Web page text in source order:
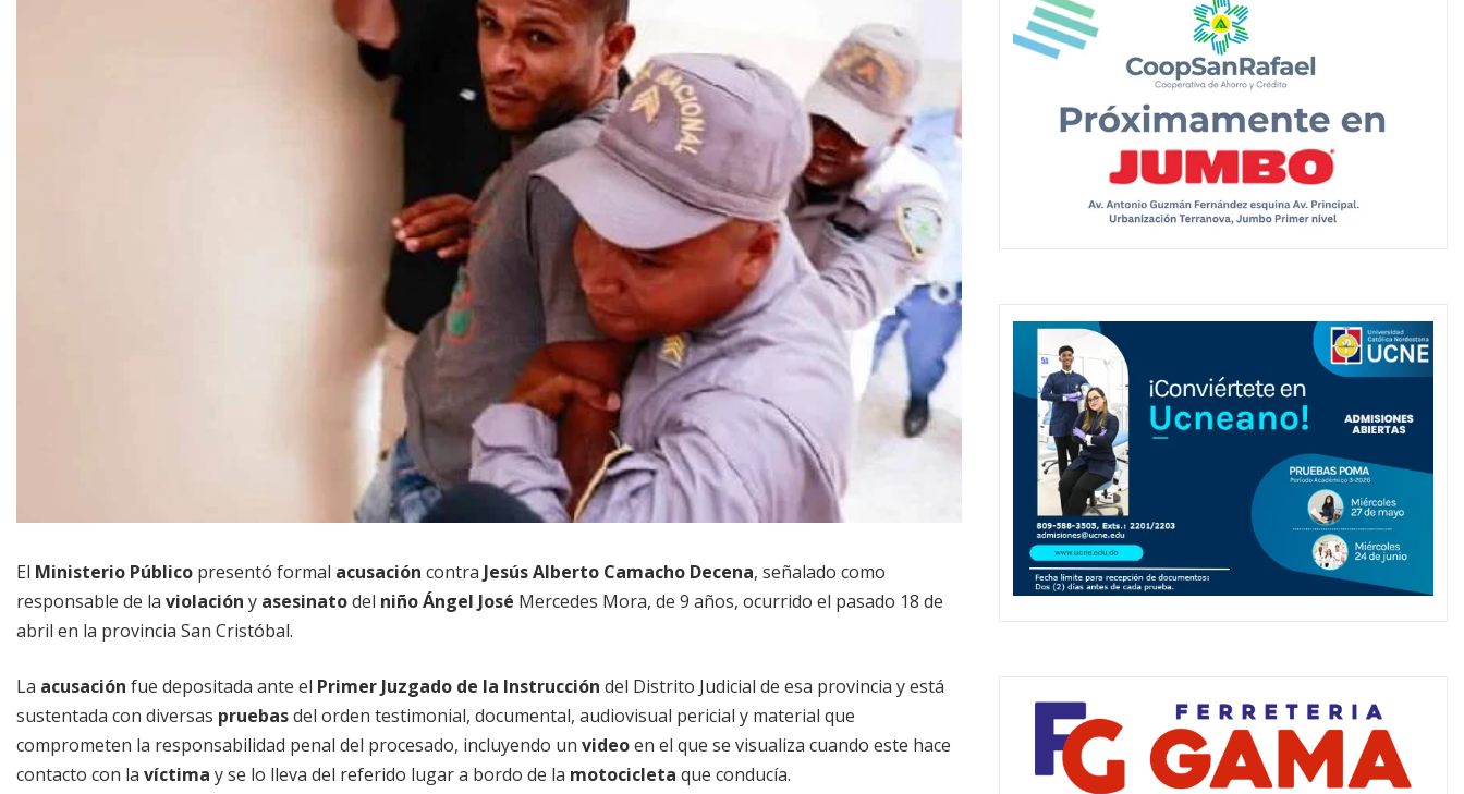
El Ministerio Público presentó formal acusación contra Jesús Alberto Camacho Decena, señalado como
responsable de la violación y asesinatodel niñoÁngel José Mercedes Mora, de 9 años, ocurrido el pasado 18 de
abril en la provincia San Cristóbal.
La acusación fue depositada ante el Primer Juzgado de la Instrucción del Distrito Judicial de esa provincia y está
sustentada con diversas pruebasdel orden testimonial, documental, audiovisual pericial y material que
comprometen la responsabilidad penal del procesado, incluyendo un videoen el que se visualiza cuando este hace
contacto con la víctima y se lo lleva del referido lugar a bordo de la motocicleta que conducía.